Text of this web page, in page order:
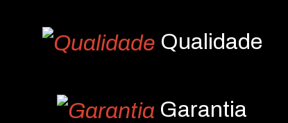
Qualidade
Garantia